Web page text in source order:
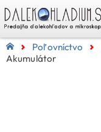
Poľovníctvo
Akumulátor